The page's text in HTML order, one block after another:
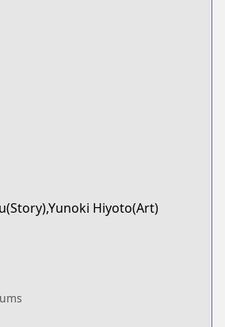
Hiyoto(Art)